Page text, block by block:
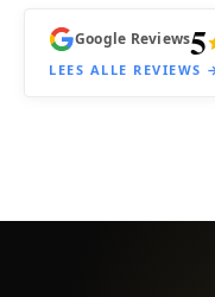
Google Reviews5
LEES ALLE REVIEWS